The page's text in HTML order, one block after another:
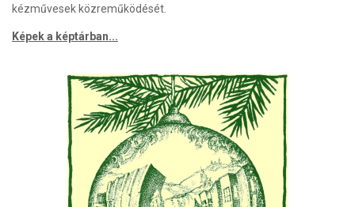
kézművesek közreműködését.
Képek a képtárban...